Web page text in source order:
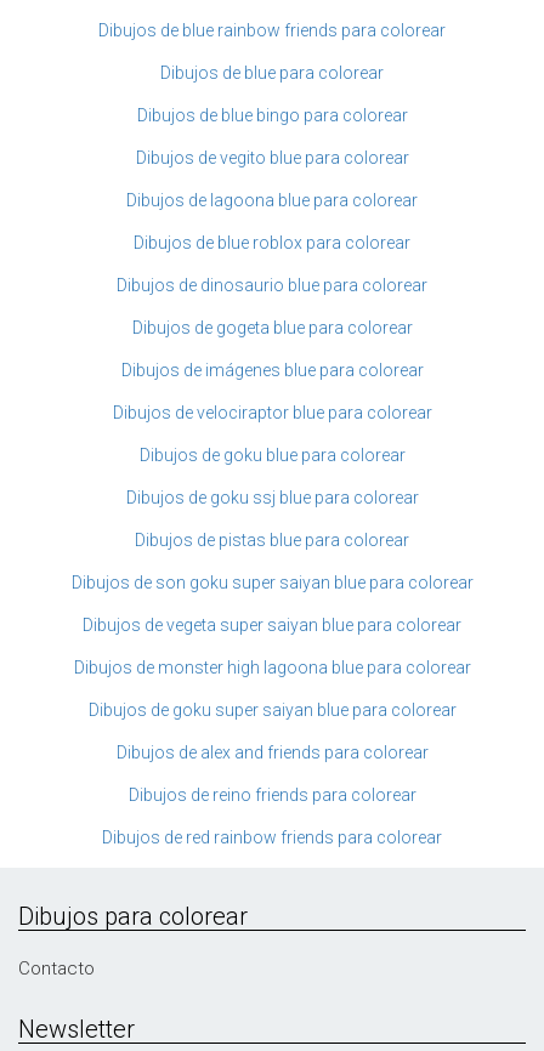
Dibujos de blue rainbow friends para colorear
Dibujos de blue para colorear
Dibujos de blue bingo para colorear
Dibujos de vegito blue para colorear
Dibujos de lagoona blue para colorear
Dibujos de blue roblox para colorear
Dibujos de dinosaurio blue para colorear
Dibujos de gogeta blue para colorear
Dibujos de imágenes blue para colorear
Dibujos de velociraptor blue para colorear
Dibujos de goku blue para colorear
Dibujos de goku ssj blue para colorear
Dibujos de pistas blue para colorear
Dibujos de son goku super saiyan blue para colorear
Dibujos de vegeta super saiyan blue para colorear
Dibujos de monster high lagoona blue para colorear
Dibujos de goku super saiyan blue para colorear
Dibujos de alex and friends para colorear
Dibujos de reino friends para colorear
Dibujos de red rainbow friends para colorear
Dibujos para colorear
Contacto
Newsletter